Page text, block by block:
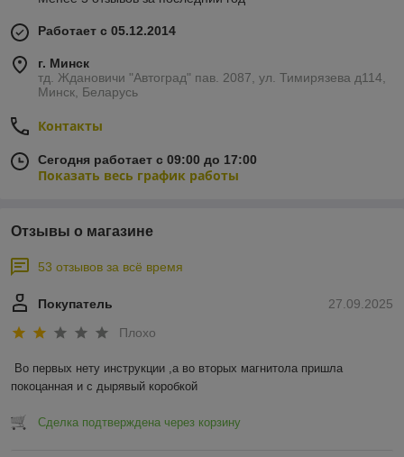
Работает с 05.12.2014
г. Минск
тд. Ждановичи "Автоград" пав. 2087, ул. Тимирязева д114,
Минск, Беларусь
Контакты
Сегодня работает с 09:00 до 17:00
Показать весь график работы
Отзывы о магазине
53 отзывов за всё время
27.09.2025
Покупатель
Плохо
Во первых нету инструкции ,а во вторых магнитола пришла
покоцанная и с дырявый коробкой
Сделка подтверждена через корзину